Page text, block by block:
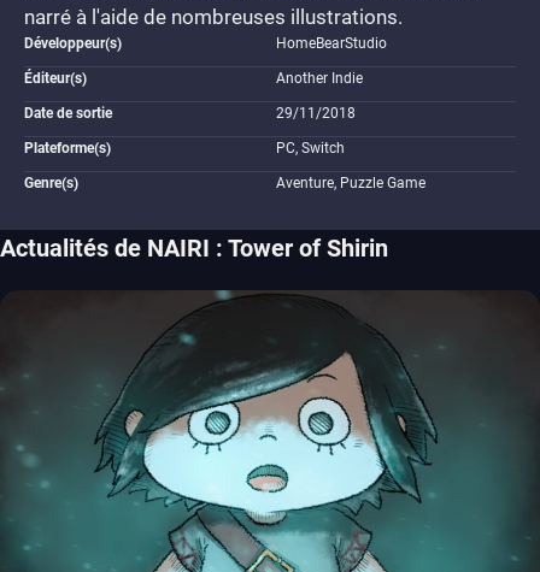
narré à l'aide de nombreuses illustrations.
Développeur(s) HomeBearStudio
Éditeur(s) Another Indie
Date de sortie 29/11/2018
Plateforme(s) PC, Switch
Genre(s) Aventure, Puzzle Game
Actualités de NAIRI : Tower of Shirin